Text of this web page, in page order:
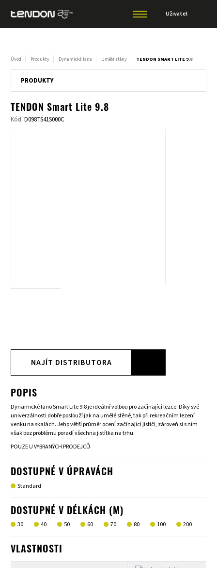
Uživatel
Úvod Produkty Dynamická lana Umělé stěny TENDON SMART LITE 9.8
PRODUKTY
TENDON Smart Lite 9.8
Kód:D098TS41S000C
NAJÍT DISTRIBUTORA
POPIS
Dynamické lano Smart Lite 9.8 je ideální volbou pro začínající lezce. Díky své
univerzálnosti dobře poslouží jak na umělé stěně, tak při rekreačním lezení
venku na skalách. Jeho větší průměr ocení začínající jističi, zároveň si s ním
však bez problému poradí všechna jistítka na trhu.
POUZE U VYBRANÝCH PRODEJCŮ.
DOSTUPNÉ V ÚPRAVÁCH
Standard
DOSTUPNÉ V DÉLKÁCH (M)
30 40 50 60 70 80 100 200
VLASTNOSTI